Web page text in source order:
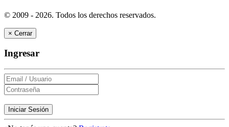
© 2009 - 2026. Todos los derechos reservados.
× Cerrar
Ingresar
Iniciar Sesión